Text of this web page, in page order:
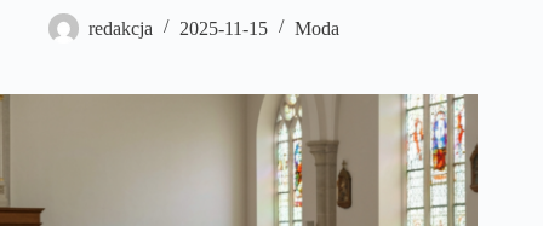
redakcja 2025-11-15 Moda